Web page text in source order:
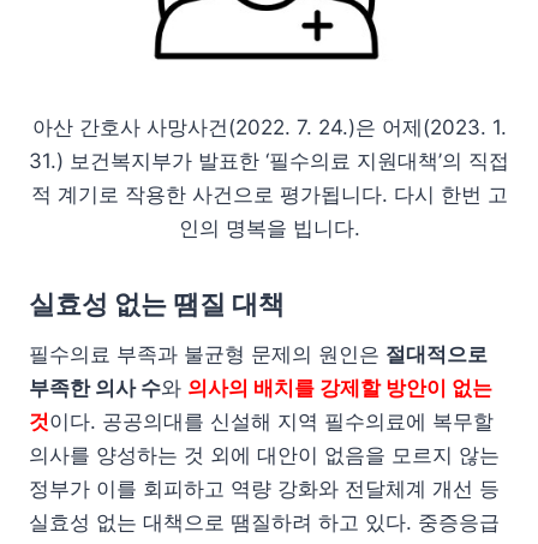
아산 간호사 사망사건(2022. 7. 24.)은 어제(2023. 1.
31.) 보건복지부가 발표한 ‘필수의료 지원대책’의 직접
적 계기로 작용한 사건으로 평가됩니다. 다시 한번 고
인의 명복을 빕니다.
실효성 없는 땜질 대책
필수의료 부족과 불균형 문제의 원인은 절대적으로
부족한 의사 수와 의사의 배치를 강제할 방안이 없는
것이다. 공공의대를 신설해 지역 필수의료에 복무할
의사를 양성하는 것 외에 대안이 없음을 모르지 않는
정부가 이를 회피하고 역량 강화와 전달체계 개선 등
실효성 없는 대책으로 땜질하려 하고 있다. 중증응급